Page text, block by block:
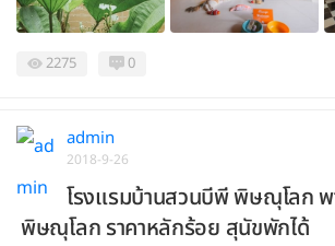
2275 0
admin
2018-9-26
โรงแรมบ้านสวนบีพี พิษณุโลก พ
พิษณุโลก ราคาหลักร้อย สุนัขพักได้